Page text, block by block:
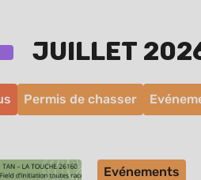
juillet
Permis de chasser
Evénements